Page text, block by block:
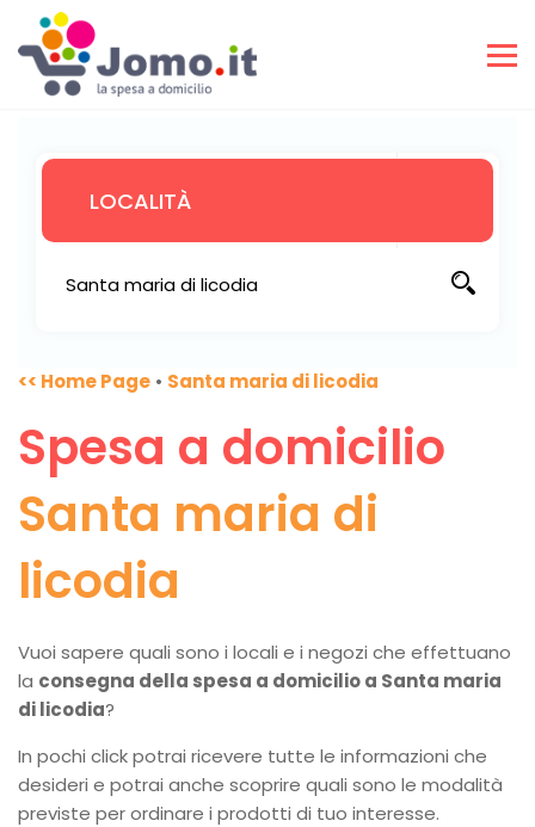
<< Home Page • Santa maria di licodia
Spesa a domicilio
Santa maria di
licodia
Vuoi sapere quali sono i locali e i negozi che effettuano
la consegna della spesa a domicilio a Santa maria
di licodia?
In pochi click potrai ricevere tutte le informazioni che
desideri e potrai anche scoprire quali sono le modalità
previste per ordinare i prodotti di tuo interesse.